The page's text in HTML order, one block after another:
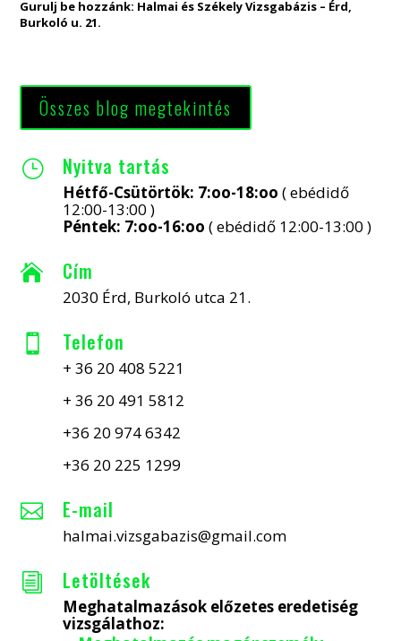
Gurulj be hozzánk: Halmai és Székely Vizsgabázis – Érd,
Burkoló u. 21.
Összes blog megtekintés
} Nyitva tartás
Hétfő-Csütörtök: 7:oo-18:oo ( ebédidő
12:00-13:00 )
Péntek: 7:oo-16:oo ( ebédidő 12:00-13:00 )
 Cím
2030 Érd, Burkoló utca 21.
 Telefon
+ 36 20 408 5221
+ 36 20 491 5812
+36 20 974 6342
+36 20 225 1299
 E-mail
halmai.vizsgabazis@gmail.com
i Letöltések
Meghatalmazások előzetes eredetiség
vizsgálathoz: